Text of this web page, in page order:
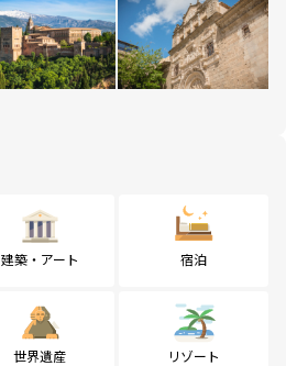
建築・アート 宿泊
世界遺産 リゾート